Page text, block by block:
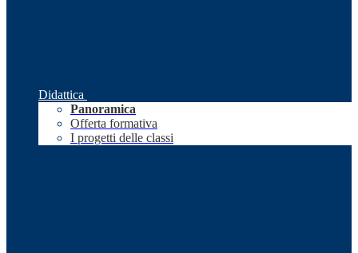
Didattica
Panoramica
Offerta formativa
I progetti delle classi